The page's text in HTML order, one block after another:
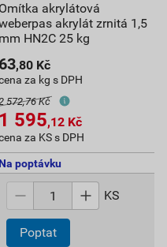
Omítka akrylátová
akrylát zrnitá 1,5
mm HN2C 25 kg
63,80 Kč
za kg s DPH
572,76 Kč
1 595,12 Kč
za KS s DPH
Na poptávku
KS
Poptat